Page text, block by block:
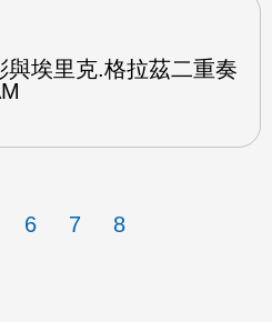
與埃里克.格拉茲二重奏
6 7 8